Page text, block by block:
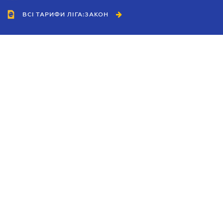
ВСІ ТАРИФИ ЛІГА:ЗАКОН